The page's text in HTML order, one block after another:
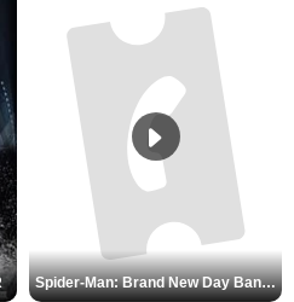
Spider-Man: Brand New Day Bande-annonce VO STFR